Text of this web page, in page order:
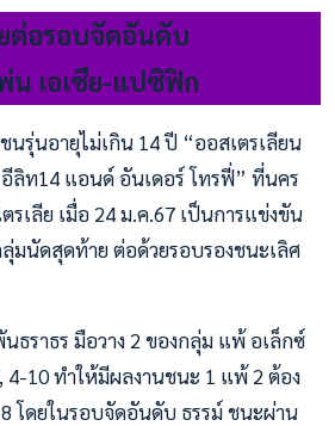
ต่อรอบจัดอันดับ
น เอเชีย-แปซิฟิก
นรุ่นอายุไม่เกิน 14 ปี “ออสเตรเลียน
ลิท14 แอนด์ อันเดอร์ โทรฟี่” ที่นคร
รเลีย เมื่อ 24 ม.ค.67 เป็นการแข่งขัน
มนัดสุดท้าย ต่อด้วยรอบรองชนะเลิศ
ธราธร มือวาง 2 ของกลุ่ม แพ้ อเล็กซ์
4-10 ทำให้มีผลงานชนะ 1 แพ้ 2 ต้อง
โดยในรอบจัดอันดับ ธรรม์ ชนะผ่าน